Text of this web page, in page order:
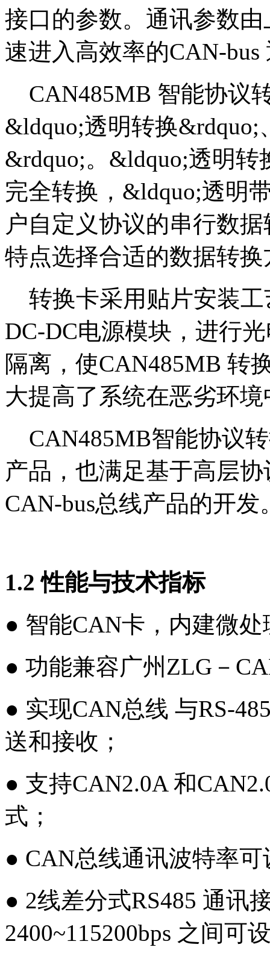
接口的参数。通讯参数
速进入高效率的CAN-bus
CAN485MB 智能协议
&ldquo;透明转换
&rdquo;。&ldquo;透明
完全转换，&ldquo;透明
户自定义协议的串行数
特点选择合适的数据转换
转换卡采用贴片安装工
DC-DC电源模块，进行
隔离，使CAN485MB 转
大提高了系统在恶劣环
CAN485MB智能协议
产品，也满足基于高层协
CAN-bus总线产品的开发
1.2 性能与技术指标
● 智能CAN卡，内建微处
● 功能兼容广州ZLG－
● 实现CAN总线 与RS-
送和接收；
● 支持CAN2.0A 和
式；
● CAN总线通讯波特率可
● 2线差分式RS485 通讯
2400~115200bps 之间可